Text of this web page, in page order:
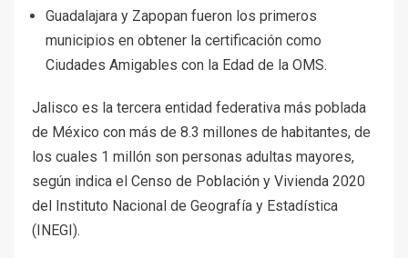
Guadalajara y Zapopan fueron los primeros
municipios en obtener la certificación como
Ciudades Amigables con la Edad de la OMS.
Jalisco es la tercera entidad federativa más poblada
de México con más de 8.3 millones de habitantes, de
los cuales 1 millón son personas adultas mayores,
según indica el Censo de Población y Vivienda 2020
del Instituto Nacional de Geografía y Estadística
(INEGI).